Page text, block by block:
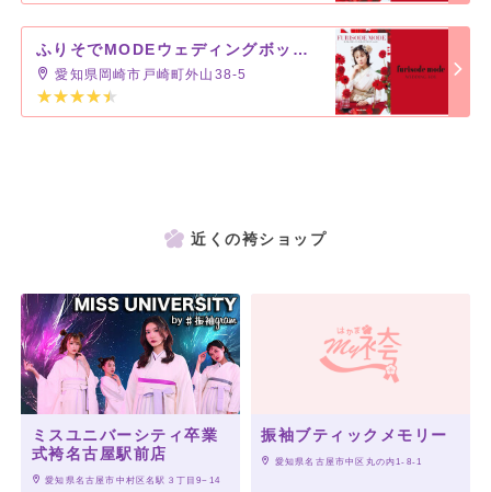
ふりそでMODEウェディングボックス イオンモール岡崎店
愛知県岡崎市戸崎町外山38-5
近くの袴ショップ
ミスユニバーシティ卒業
式袴名古屋駅前店
愛知県名古屋市中村区名駅３丁目9−14
振袖ブティックメモリー
愛知県名古屋市中区丸の内1-8-1